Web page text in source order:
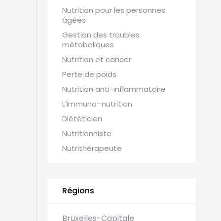
Nutrition pour les personnes
âgées
Gestion des troubles
métaboliques
Nutrition et cancer
Perte de poids
Nutrition anti-inflammatoire
L’immuno–nutrition
Diététicien
Nutritionniste
Nutrithérapeute
Régions
Bruxelles-Capitale